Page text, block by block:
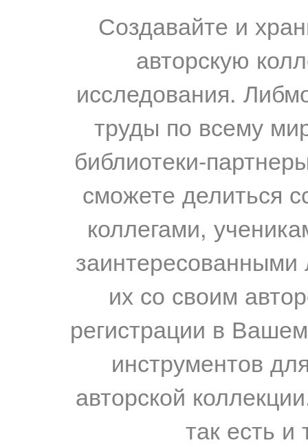
Создавайте и
авторскую
исследования.
труды по всему
библиотеки-
сможете делиться
коллегами,
их со своим
регистрации в
инструментов
авторской
так есть и